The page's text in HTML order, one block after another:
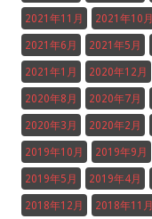
2021年11月 2021年10月
2021年6月 2021年5月
2021年1月 2020年12月
2020年8月 2020年7月
2020年3月 2020年2月
2019年10月 2019年9月
2019年5月 2019年4月
2018年12月 2018年11月